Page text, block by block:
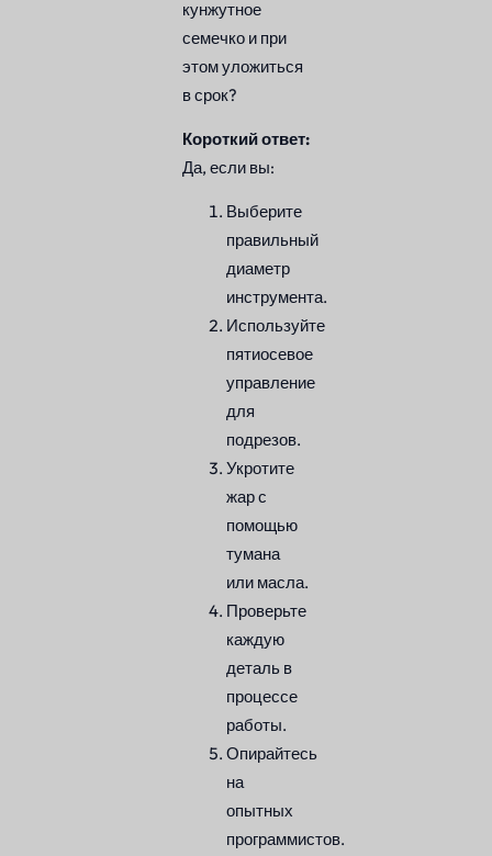
кунжутное
семечко и при
этом уложиться
в срок?
Короткий ответ:
Да, если вы:
Выберите
правильный
диаметр
инструмента.
Используйте
пятиосевое
управление
для
подрезов.
Укротите
жар с
помощью
тумана
или масла.
Проверьте
каждую
деталь в
процессе
работы.
Опирайтесь
на
опытных
программистов.